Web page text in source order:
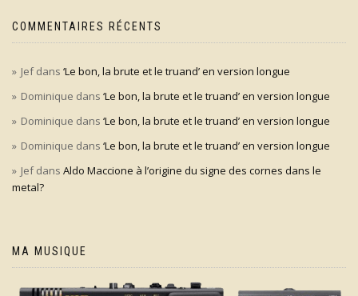
COMMENTAIRES RÉCENTS
Jefdans ‘Le bon, la brute et le truand’ en version longue
Dominique dans ‘Le bon, la brute et le truand’ en version longue
Dominique dans ‘Le bon, la brute et le truand’ en version longue
Dominique dans ‘Le bon, la brute et le truand’ en version longue
Jefdans Aldo Maccione à l’origine du signe des cornes dans le
metal?
MA MUSIQUE